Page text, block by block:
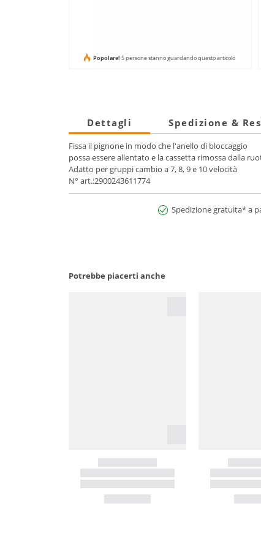
Popolare! 5 persone stanno guardando questo articolo
Dettagli Spedizione &
Fissa il pignone in modo che l'anello di bloccaggio
possa essere allentato e la cassetta rimossa dalla
Adatto per gruppi cambio a 7, 8, 9 e 10 velocità
N° art.:2900243611774
Spedizione gratuita* a
Potrebbe piacerti anche